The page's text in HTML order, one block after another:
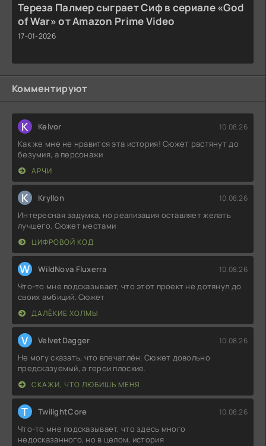
Тереза Палмер сыграет Сиф в сериале «God
of War» от Amazon Prime Video
17-01-2026
Комментируют
K Kelvor 10.08.26
Как же мне не нравится эта история! Сюжет растянут до
безумия, а персонажи
АРЧИ
K Kryllon 10.08.26
Интересная задумка, но реализация оставляет желать
лучшего. Сюжет местами
ЦИФРОВОЙ КОД
W WildNova Fluxerra 10.08.26
Что-то мне подсказывает, что этот проект не дотянул до
своих амбиций. Сюжет
ДАЛЁКИЕ ХОЛМЫ
V VelvetDagger 10.08.26
Не могу сказать, что впечатлён. Сюжет довольно
предсказуемый, а герои плоские.
СКАЖИ, ЧТО ЛЮБИШЬ МЕНЯ
T TwilightCore 10.08.26
Что-то мне подсказывает, что здесь много
недосказанного, но в целом, история